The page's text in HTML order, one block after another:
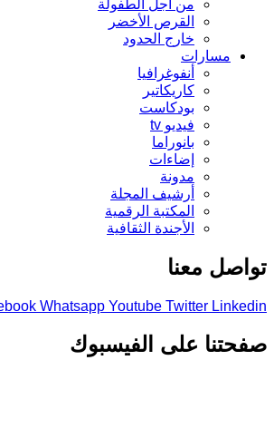
من أجل الطفولة
القرص الأخضر
خارج الحدود
مسارات
أنفوغرافيا
كاريكاتير
بودكاست
فيديو tv
بانوراما
إضاءات
مدونة
أرشيف المجلة
المكتبة الرقمية
الأجندة الثقافية
معنا
Facebook Whatsapp Youtube Twitter
على الفيسبوك